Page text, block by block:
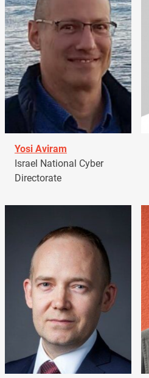
Yosi Aviram
Israel National Cyber
Directorate